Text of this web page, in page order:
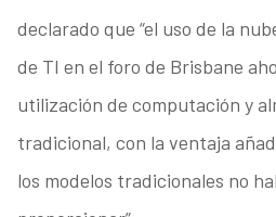
declarado que “el uso de la
de TI en el foro de Brisbane
utilización de computación y
tradicional, con la ventaja
los modelos tradicionales no